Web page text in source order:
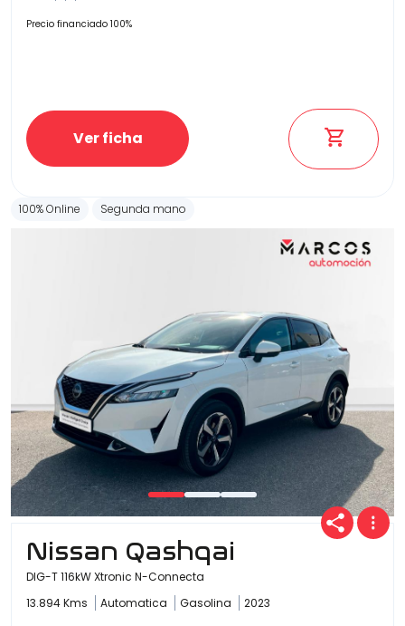
Precio financiado 100%
Ver ficha
100% Online Segunda mano
Nissan Qashqai
DIG-T 116kW Xtronic N-Connecta
13.894 Kms
Automatica Gasolina 2023